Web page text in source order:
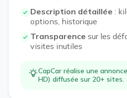
Description détaillée :
options, historique
Transparence sur les
visites inutiles
CapCar réalise une
HD) diffusée sur 20+ sites.